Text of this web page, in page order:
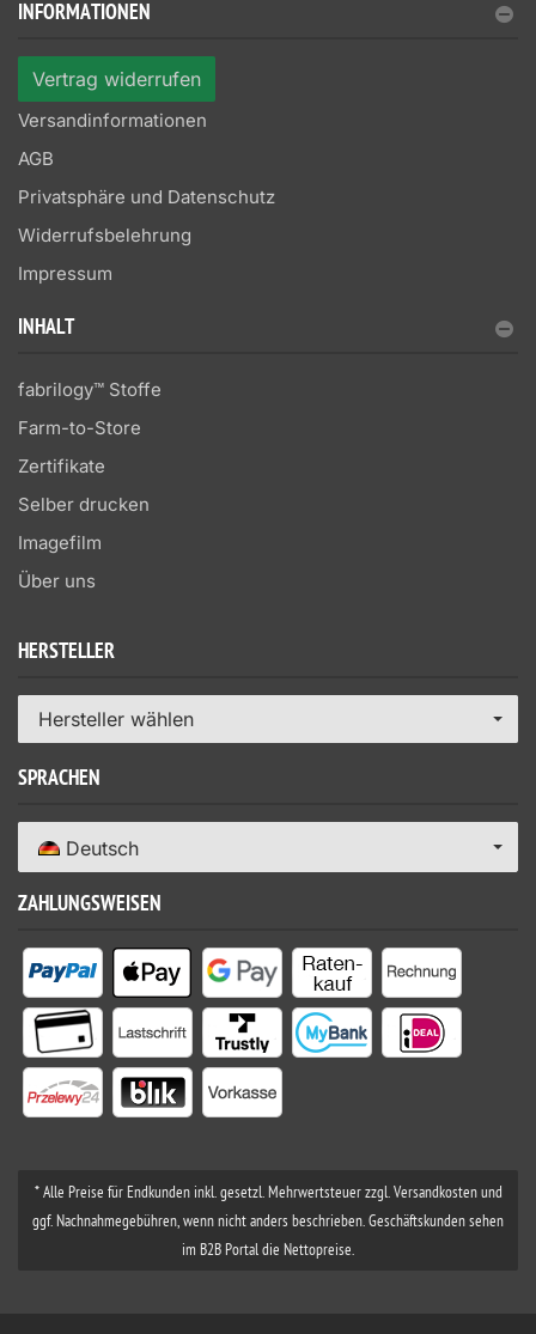
INFORMATIONEN
Vertrag widerrufen
Versandinformationen
AGB
Privatsphäre und Datenschutz
Widerrufsbelehrung
Impressum
INHALT
fabrilogy™ Stoffe
Farm-to-Store
Zertifikate
Selber drucken
Imagefilm
Über uns
HERSTELLER
Hersteller wählen
SPRACHEN
Deutsch
ZAHLUNGSWEISEN
* Alle Preise für Endkunden inkl. gesetzl. Mehrwertsteuer zzgl. Versandkosten und
ggf. Nachnahmegebühren, wenn nicht anders beschrieben. Geschäftskunden sehen
im B2B Portal die Nettopreise.